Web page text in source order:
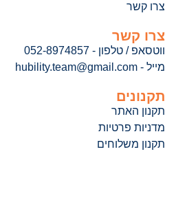
צרו קשר
צרו קשר
ווטסאפ / טלפון - 052-8974857
מייל - hubility.team@gmail.com
תקנונים
תקנון האתר
מדניות פרטיות
תקנון משלוחים